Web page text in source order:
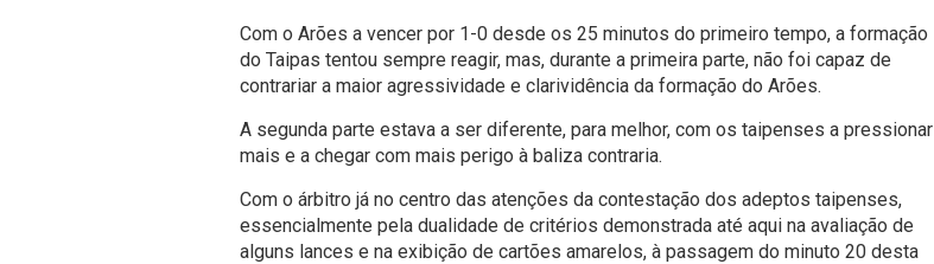
Com o Arões a vencer por 1-0 desde os 25 minutos do primeiro tempo, a formação
do Taipas tentou sempre reagir, mas, durante a primeira parte, não foi capaz de
contrariar a maior agressividade e clarividência da formação do Arões.
A segunda parte estava a ser diferente, para melhor, com os taipenses a pressionar
mais e a chegar com mais perigo à baliza contraria.
Com o árbitro já no centro das atenções da contestação dos adeptos taipenses,
essencialmente pela dualidade de critérios demonstrada até aqui na avaliação de
alguns lances e na exibição de cartões amarelos, à passagem do minuto 20 desta